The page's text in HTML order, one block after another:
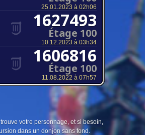
25.01.2023 à 02h06
1627493
Étage 100
10.12.2023 à 03h34
1606816
Étage 100
11.08.2022 à 07h57
votre personnage, et si besoin,
dans un donjon sans fond.